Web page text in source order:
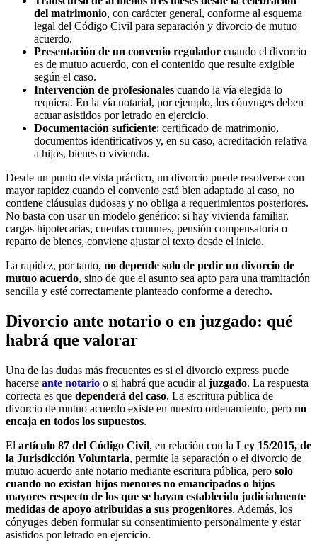
del matrimonio, con carácter general, conforme al esquema
legal del Código Civil para separación y divorcio de mutuo
acuerdo.
Presentación de un convenio regulador cuando el divorcio
es de mutuo acuerdo, con el contenido que resulte exigible
según el caso.
Intervención de profesionales cuando la vía elegida lo
requiera. En la vía notarial, por ejemplo, los cónyuges deben
actuar asistidos por letrado en ejercicio.
Documentación suficiente: certificado de matrimonio,
documentos identificativos y, en su caso, acreditación relativa
a hijos, bienes o vivienda.
Desde un punto de vista práctico, un divorcio puede resolverse con
mayor rapidez cuando el convenio está bien adaptado al caso, no
contiene cláusulas dudosas y no obliga a requerimientos posteriores.
No basta con usar un modelo genérico: si hay vivienda familiar,
cargas hipotecarias, cuentas comunes, pensión compensatoria o
reparto de bienes, conviene ajustar el texto desde el inicio.
La rapidez, por tanto, no depende solo de pedir un divorcio de
mutuo acuerdo, sino de que el asunto sea apto para una tramitación
sencilla y esté correctamente planteado conforme a derecho.
Divorcio ante notario o en juzgado: qué
habrá que valorar
Una de las dudas más frecuentes es si el divorcio express puede
hacerse ante notario o si habrá que acudir al juzgado. La respuesta
correcta es que dependerá del caso. La escritura pública de
divorcio de mutuo acuerdo existe en nuestro ordenamiento, pero no
encaja en todos los supuestos.
El artículo 87 del Código Civil, en relación con la Ley 15/2015, de
la Jurisdicción Voluntaria, permite la separación o el divorcio de
mutuo acuerdo ante notario mediante escritura pública, pero solo
cuando no existan hijos menores no emancipados o hijos
mayores respecto de los que se hayan establecido judicialmente
medidas de apoyo atribuidas a sus progenitores. Además, los
cónyuges deben formular su consentimiento personalmente y estar
asistidos por letrado en ejercicio.